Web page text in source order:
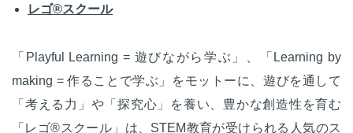
レゴ®スクール
「Playful Learning = 遊びながら学ぶ」、「Learning by
making = 作ることで学ぶ」をモットーに、遊びを通して
「考える力」や「探究心」を養い、豊かな創造性を育む
「レゴ®スクール」は、STEM教育が受けられる人気のス